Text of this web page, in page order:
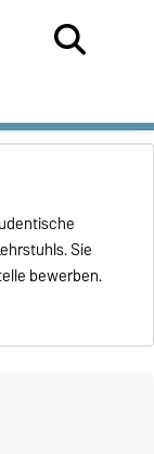
Sie
bewerben.